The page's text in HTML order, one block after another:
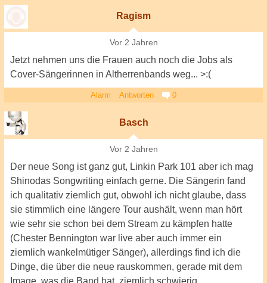
Ragism
Vor 2 Jahren
Jetzt nehmen uns die Frauen auch noch die Jobs als
Cover-Sängerinnen in Altherrenbands weg... >:(
Alarm Antworten 0
Basch
Vor 2 Jahren
Der neue Song ist ganz gut, Linkin Park 101 aber ich mag
Shinodas Songwriting einfach gerne. Die Sängerin fand
ich qualitativ ziemlich gut, obwohl ich nicht glaube, dass
sie stimmlich eine längere Tour aushält, wenn man hört
wie sehr sie schon bei dem Stream zu kämpfen hatte
(Chester Bennington war live aber auch immer ein
ziemlich wankelmütiger Sänger), allerdings find ich die
Dinge, die über die neue rauskommen, gerade mit dem
Image, was die Band hat, ziemlich schwierig.